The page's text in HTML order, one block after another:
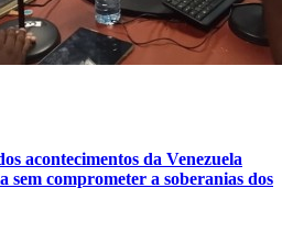
acontecimentos da Venezuela
sem comprometer a soberanias dos